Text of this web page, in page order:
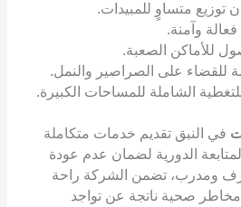
متساوٍ للمبيدات.
وآمنة.
للأماكن الصعبة.
للقضاء على الصراصير والنمل.
الشاملة للمساحات الكبيرة.
في النبق تقديم خدمات متكاملة
الدورية لضمان عدم عودة
ومدرب، تضمن الشركة راحة
مخاطر صحية ناتجة عن تواجد